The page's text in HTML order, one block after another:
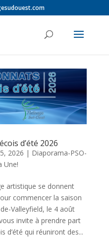
d’été 2026
2026 | Diaporama-PSO-
Une!
artistique se donnent
commencer la saison
Valleyfield, le 4 août
invite à prendre part
d’été qui réuniront des...